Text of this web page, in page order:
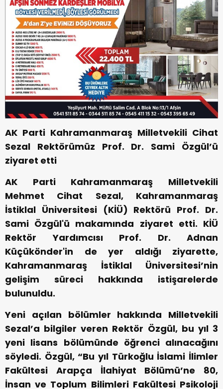
AK Parti Kahramanmaraş Milletvekili Cihat
Sezal Rektörümüz Prof. Dr. Sami Özgül’ü
ziyaret etti
AK Parti Kahramanmaraş Milletvekili
Mehmet Cihat Sezal, Kahramanmaraş
İstiklal Üniversitesi (KİÜ) Rektörü Prof. Dr.
Sami Özgül'ü makamında ziyaret etti. KİÜ
Rektör Yardımcısı Prof. Dr. Adnan
Küçükönder'in de yer aldığı ziyarette,
Kahramanmaraş İstiklal Üniversitesi’nin
gelişim süreci hakkında istişarelerde
bulunuldu.
Yeni açılan bölümler hakkında Milletvekili
Sezal’a bilgiler veren Rektör Özgül, bu yıl 3
yeni lisans bölümünde öğrenci alınacağını
söyledi. Özgül, “Bu yıl Türkoğlu İslami İlimler
Fakültesi Arapça İlahiyat Bölümü’ne 80,
İnsan ve Toplum Bilimleri Fakültesi Psikoloji